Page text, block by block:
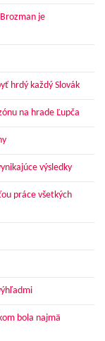
je
hrdý každý Slovák
na hrade Ľupča
výsledky
práce všetkých
bola najmä